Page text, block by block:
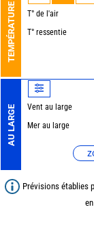
TEMPÉRATURE T° de l'air
T° ressentie
AU LARGE Vent au large
Mer au large
Prévisions établies